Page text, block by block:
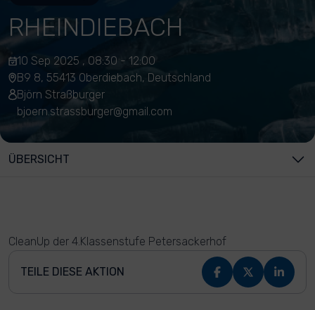
RHEINDIEBACH
10 Sep 2025 , 08:30 - 12:00
B9 8, 55413 Oberdiebach, Deutschland
Björn Straßburger
bjoern.strassburger@gmail.com
ÜBERSICHT
CleanUp der 4.Klassenstufe Petersackerhof
TEILE DIESE AKTION